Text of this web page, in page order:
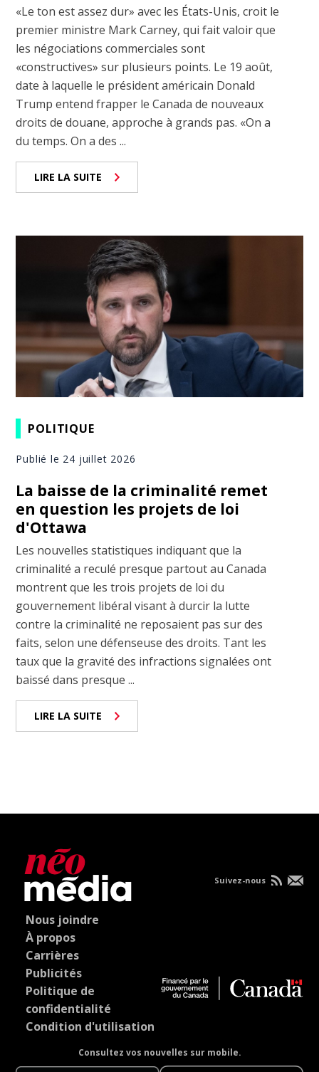
«Le ton est assez dur» avec les États-Unis, croit le
premier ministre Mark Carney, qui fait valoir que
les négociations commerciales sont
«constructives» sur plusieurs points. Le 19 août,
date à laquelle le président américain Donald
Trump entend frapper le Canada de nouveaux
droits de douane, approche à grands pas. «On a
du temps. On a des ...
LIRE LA SUITE
POLITIQUE
Publié le 24 juillet 2026
La baisse de la criminalité remet
en question les projets de loi
d'Ottawa
Les nouvelles statistiques indiquant que la
criminalité a reculé presque partout au Canada
montrent que les trois projets de loi du
gouvernement libéral visant à durcir la lutte
contre la criminalité ne reposaient pas sur des
faits, selon une défenseuse des droits. Tant les
taux que la gravité des infractions signalées ont
baissé dans presque ...
LIRE LA SUITE
Nous joindre
À propos
Carrières
Publicités
Politique de
confidentialité
Condition d'utilisation
Consultez vos nouvelles sur mobile.
Suivez-nous